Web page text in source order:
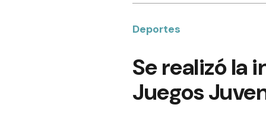
Deportes
Se realizó la
Juegos